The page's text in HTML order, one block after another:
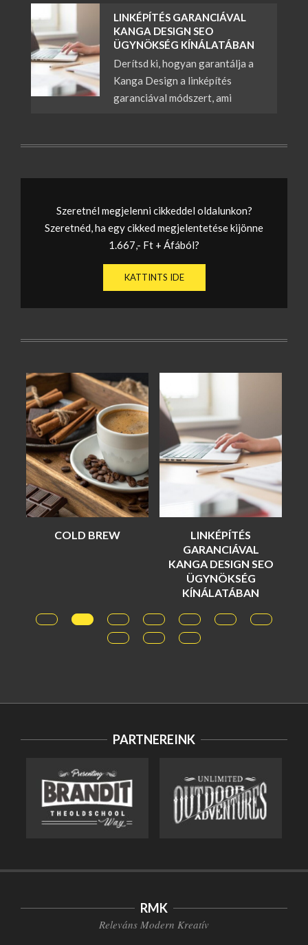
LINKÉPÍTÉS GARANCIÁVAL
KANGA DESIGN SEO
ÜGYNÖKSÉG KÍNÁLATÁBAN
Derítsd ki, hogyan garantálja a
Kanga Design a linképítés
garanciával módszert, ami
Szeretnél megjelenni cikkeddel oldalunkon?
Szeretnéd, ha egy cikked megjelentetése kijönne
1.667,- Ft + Áfából?
KATTINTS IDE
COLD BREW
LINKÉPÍTÉS
GARANCIÁVAL
KANGA DESIGN SEO
ÜGYNÖKSÉG
KÍNÁLATÁBAN
PARTNEREINK
RMK
Releváns Modern Kreatív
KERTEKBEN
Szórakozás